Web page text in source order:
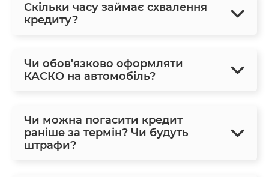
Скільки часу займає схвалення
кредиту?
Чи обов'язково оформляти
КАСКО на автомобіль?
Чи можна погасити кредит
раніше за термін? Чи будуть
штрафи?